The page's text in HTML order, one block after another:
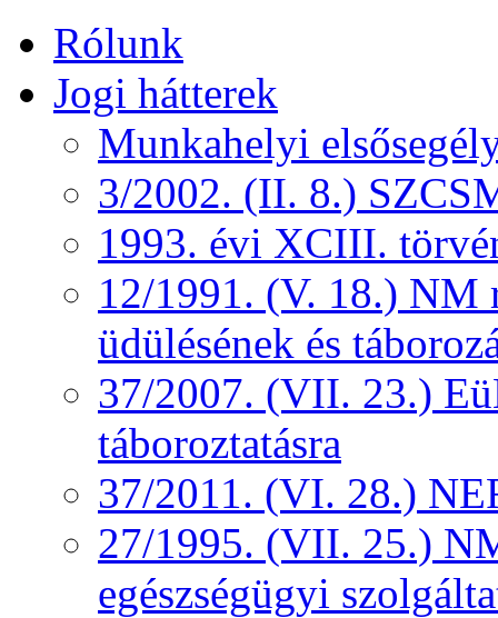
Rólunk
Jogi hátterek
Munkahelyi
3/2002. (II. 8.)
1993. évi XCIII.
12/1991. (V. 18.) NM
üdülésének és
37/2007. (VII. 23.)
táboroztatásra
37/2011. (VI. 28.)
27/1995. (VII. 25.)
egészségügyi